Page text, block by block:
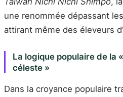
une renommée dépassant
attirant même des éleveurs
La logique populaire de la
céleste »
Dans la croyance populaire